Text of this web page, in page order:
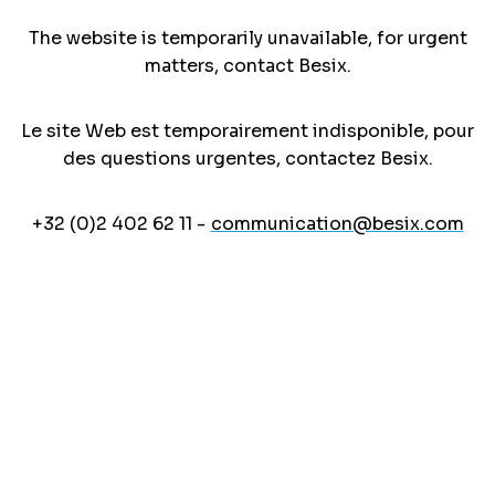
The website is temporarily unavailable, for urgent
matters, contact Besix.
Le site Web est temporairement indisponible, pour
des questions urgentes, contactez Besix.
+32 (0)2 402 62 11 - communication@besix.com